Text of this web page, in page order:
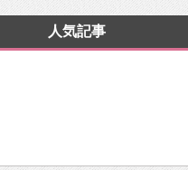
人気記事